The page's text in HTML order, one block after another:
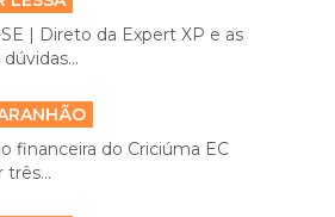
SE | Direto da Expert XP e as
financeira do Criciúma EC
três...